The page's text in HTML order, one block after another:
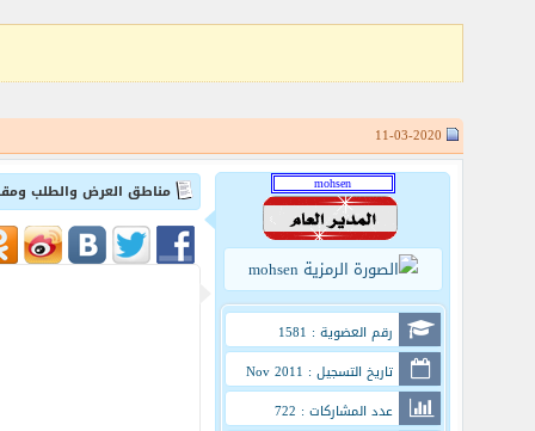
رقم العضوية : 1581
تاريخ التسجيل : Nov 2011
عدد المشاركات : 722
مناطق العرض والطلب